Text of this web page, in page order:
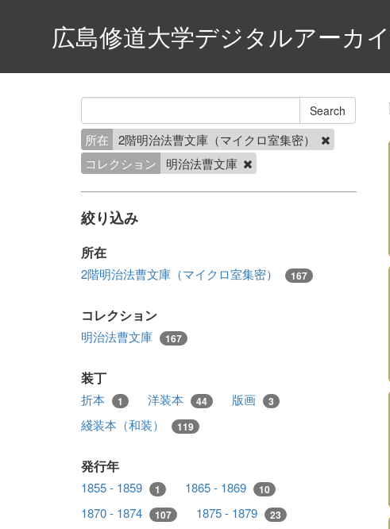
広島修道大学デジタルアーカ
所在
2階明治法曹文庫（マイクロ室集密）
コレクション
明治法曹文庫
絞り込み
所在
2階明治法曹文庫（マイクロ室集密） 167
コレクション
明治法曹文庫 167
装丁
折本 1 洋装本 44 版画 3
綫装本（和装） 119
発行年
1855 - 1859 1 1865 - 1869 10
1870 - 1874 107 1875 - 1879 23